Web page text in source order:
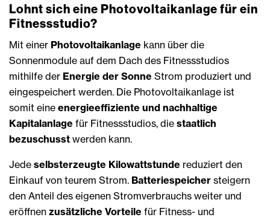
Lohnt sich eine Photovoltaikanlage für ein
Fitnessstudio?
Mit einer Photovoltaikanlage kann über die
Sonnenmodule auf dem Dach des Fitnessstudios
mithilfe der Energie der Sonne Strom produziert und
eingespeichert werden. Die Photovoltaikanlage ist
somit eine energieeffiziente und nachhaltige
Kapitalanlage für Fitnessstudios, die staatlich
bezuschusst werden kann.
Jede selbsterzeugte Kilowattstunde reduziert den
Einkauf von teurem Strom. Batteriespeicher steigern
den Anteil des eigenen Stromverbrauchs weiter und
eröffnen zusätzliche Vorteile für Fitness- und